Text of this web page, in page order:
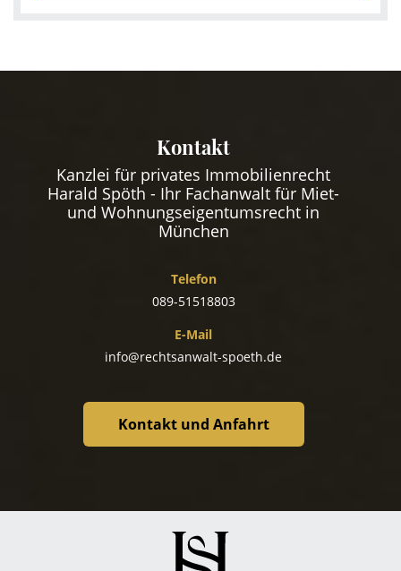
Kontakt
Kanzlei für privates Immobilienrecht
Harald Spöth - Ihr Fachanwalt für Miet-
und Wohnungseigentumsrecht in
München
Telefon
089-51518803
E-Mail
info@rechtsanwalt-spoeth.de
Kontakt und Anfahrt